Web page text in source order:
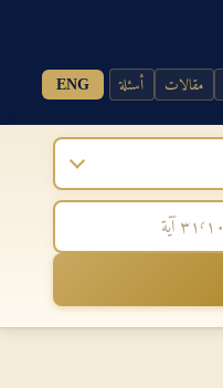
مقالات أسئلة ENG